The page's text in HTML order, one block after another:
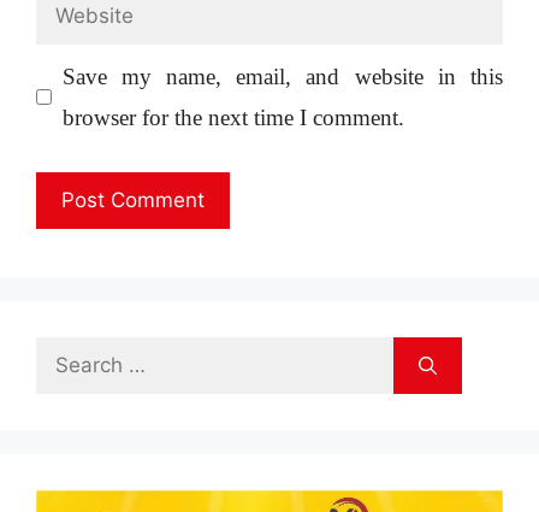
Website
Save my name, email, and website in this
browser for the next time I comment.
Search